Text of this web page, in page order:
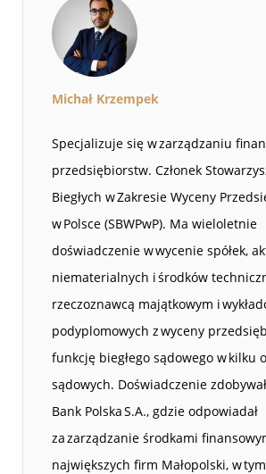
Michał Krzempek
Specjalizuje się w zarządzaniu
przedsiębiorstw. Członek
Biegłych w Zakresie Wyceny
w Polsce (SBWPwP). Ma wieloletnie
doświadczenie w wycenie spółek,
niematerialnych i środków
rzeczoznawcą majątkowym i
podyplomowych z wyceny
funkcję biegłego sądowego w kilku
sądowych. Doświadczenie
Bank Polska S.A., gdzie odpowiadał
za zarządzanie środkami
największych firm Małopolski, w tym